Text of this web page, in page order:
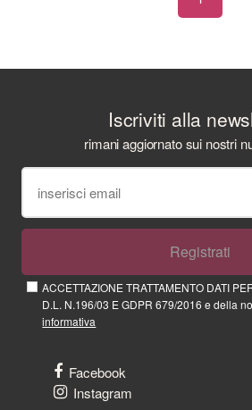
Iscriviti alla
rimani aggiornato sui nostri
Registrati
ACCETTAZIONE TRATTAMENTO DATI
D.L. N.196/03 E GDPR 679/2016 e della
informativa
Facebook
Instagram